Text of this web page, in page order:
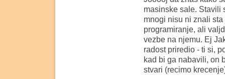
masinske sale. Stavili
mnogi nisu ni znali
programiranje, ali
vezbe na njemu. Ej
radost priredio - ti si,
kad bi ga nabavili, on
stvari (recimo